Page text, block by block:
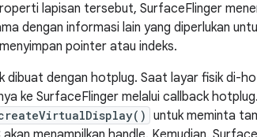
lapisan tersebut, SurfaceFlinger
dengan informasi lain yang diperlukan
pointer atau indeks.
dibuat dengan hotplug. Saat layar fisik di-
ke SurfaceFlinger melalui callback
untuk meminta